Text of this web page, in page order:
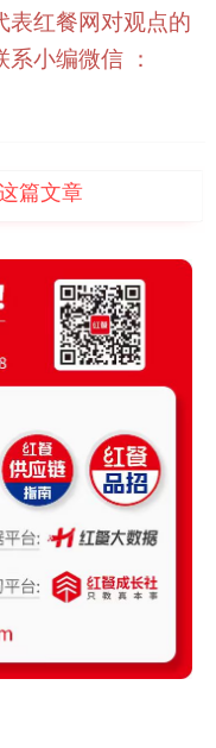
表红餐网对观点的
小编微信 ：
篇文章